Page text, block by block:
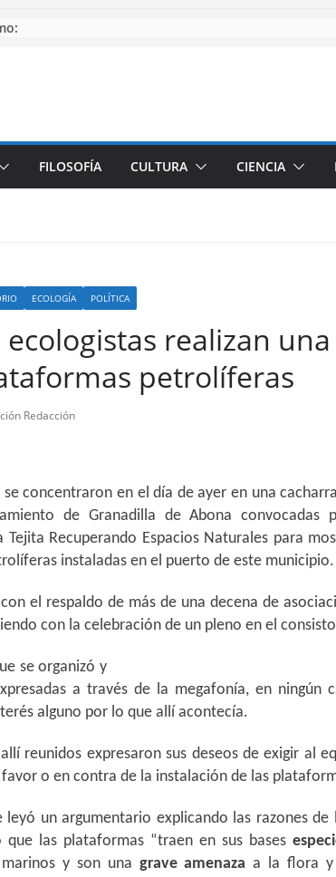
FILOSOFÍA CULTURA CIENCIA
ECOLOGÍA POLÍTICA
ecologistas realizan
petrolíferas
Redacción
se concentraron en el día de ayer en una
de Granadilla de Abona convocadas
Tejita Recuperando Espacios Naturales para
instaladas en el puerto de este municipio.
el respaldo de más de una decena de
con la celebración de un pleno en el
se organizó y
a través de la megafonía, en ningún
alguno por lo que allí acontecía.
reunidos expresaron sus deseos de exigir al
o en contra de la instalación de las
leyó un argumentario explicando las razones de
que las plataformas “traen en sus bases
y son una grave amenaza a la flora y